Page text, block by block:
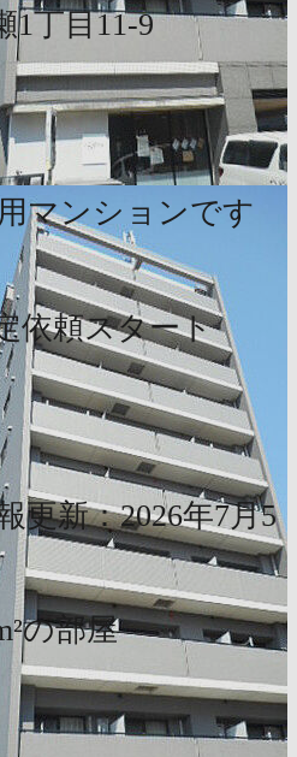
1丁目11-9
マンションです
依頼スタート
更新：2026年7月5
の部屋